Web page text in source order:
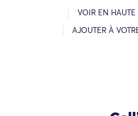
VOIR EN HAUTE
AJOUTER À